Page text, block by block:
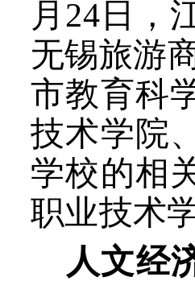
月24日，
无锡旅游
市教育科
技术学院
学校的相
职业技术
人文经